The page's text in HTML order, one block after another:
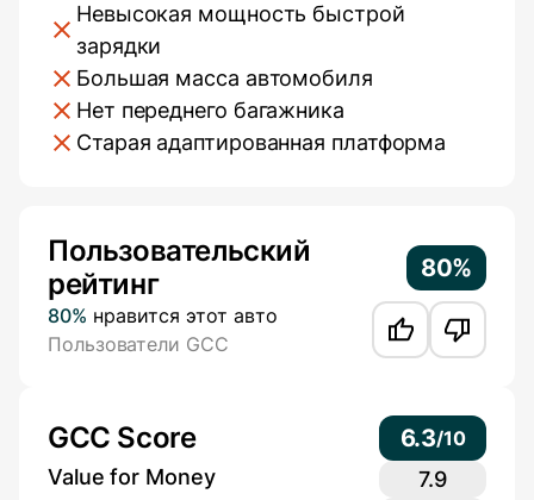
Невысокая мощность быстрой
зарядки
Большая масса автомобиля
Нет переднего багажника
Старая адаптированная платформа
Пользовательский
рейтинг
80%
80% нравится этот авто
Пользователи GCC
GCC Score 6.3/10
Value for Money
7.9